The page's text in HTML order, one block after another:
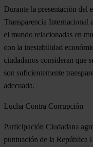
Durante la presentación del
Transparencia Internacional
el mundo relacionadas en
con la inestabilidad
ciudadanos consideran que
son suficientemente
adecuada.
Lucha Contra Corrupción
Participación Ciudadana
puntuación de la República